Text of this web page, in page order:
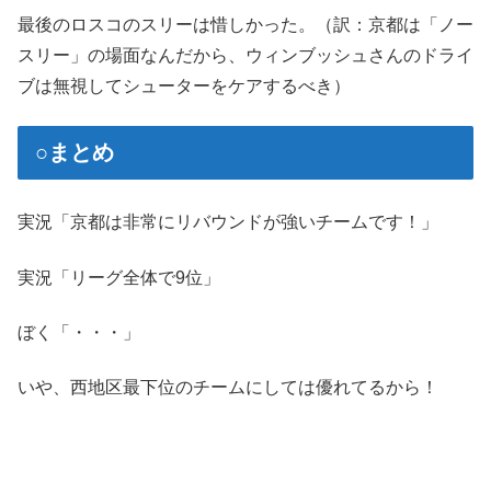
最後のロスコのスリーは惜しかった。（訳：京都は「ノー
スリー」の場面なんだから、ウィンブッシュさんのドライ
ブは無視してシューターをケアするべき）
○まとめ
実況「京都は非常にリバウンドが強いチームです！」
実況「リーグ全体で9位」
ぼく「・・・」
いや、西地区最下位のチームにしては優れてるから！